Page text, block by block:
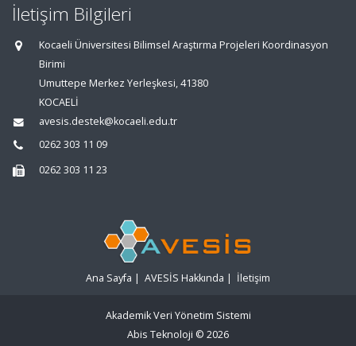
İletişim Bilgileri
Kocaeli Üniversitesi Bilimsel Araştırma Projeleri Koordinasyon
Birimi
Umuttepe Merkez Yerleşkesi, 41380
KOCAELİ
avesis.destek@kocaeli.edu.tr
0262 303 11 09
0262 303 11 23
Ana Sayfa | AVESİS Hakkında | İletişim
Akademik Veri Yönetim Sistemi
Abis Teknoloji © 2026